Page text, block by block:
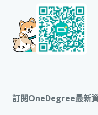
訂閱OneDegree最新